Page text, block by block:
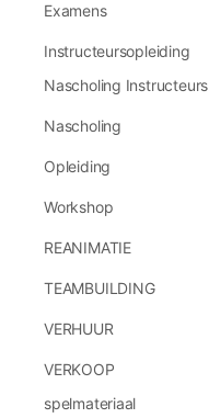
Examens
Instructeursopleiding
Nascholing Instructeurs
Nascholing
Opleiding
Workshop
REANIMATIE
TEAMBUILDING
VERHUUR
VERKOOP
spelmateriaal